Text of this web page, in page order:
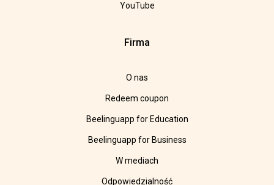
YouTube
Firma
O nas
Redeem coupon
Beelinguapp for Education
Beelinguapp for Business
W mediach
Odpowiedzialność